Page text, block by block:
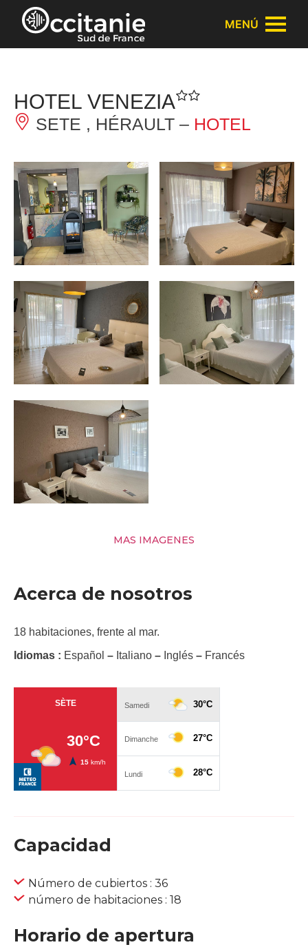
Panel de gestión de cookies
MENÚ
HOTEL VENEZIA
SETE , HÉRAULT – HOTEL
MAS IMAGENES
Acerca de nosotros
18 habitaciones, frente al mar.
Idiomas : Español – Italiano – Inglés – Francés
Capacidad
Número de cubiertos : 36
número de habitaciones : 18
Horario de apertura